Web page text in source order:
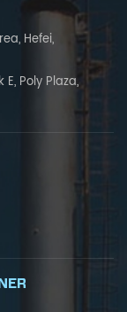
Hefei,
Poly Plaza,